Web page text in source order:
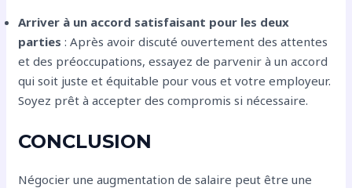
Arriver à un accord satisfaisant pour les deux
parties : Après avoir discuté ouvertement des attentes
et des préoccupations, essayez de parvenir à un accord
qui soit juste et équitable pour vous et votre employeur.
Soyez prêt à accepter des compromis si nécessaire.
CONCLUSION
Négocier une augmentation de salaire peut être une